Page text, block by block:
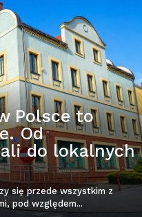
Polsce to
Od
do lokalnych
się przede wszystkim z
pod względem...